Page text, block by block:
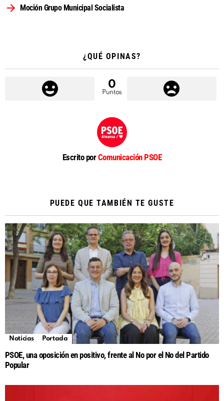
Moción Grupo Municipal Socialista
¿QUÉ OPINAS?
0
Puntos
Escrito porComunicación PSOE
PUEDE QUE TAMBIÉN TE GUSTE
Noticias Portada
PSOE, una oposición en positivo, frente al No por el No del Partido
Popular